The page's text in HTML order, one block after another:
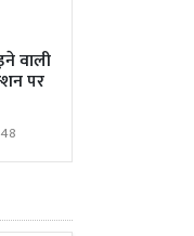
वाली
पर